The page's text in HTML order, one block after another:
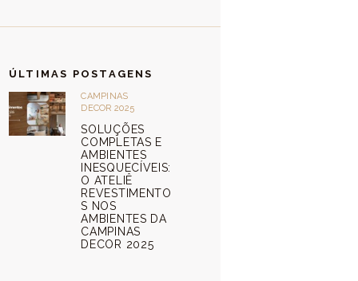
ÚLTIMAS POSTAGENS
CAMPINAS
DECOR 2025
SOLUÇÕES
COMPLETAS E
AMBIENTES
INESQUECÍVEIS:
O ATELIÊ
REVESTIMENTO
S NOS
AMBIENTES DA
CAMPINAS
DECOR 2025